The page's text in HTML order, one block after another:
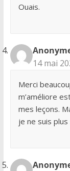
Ouais.
14 mai
Merci
m’améliore
mes leçons.
je ne suis